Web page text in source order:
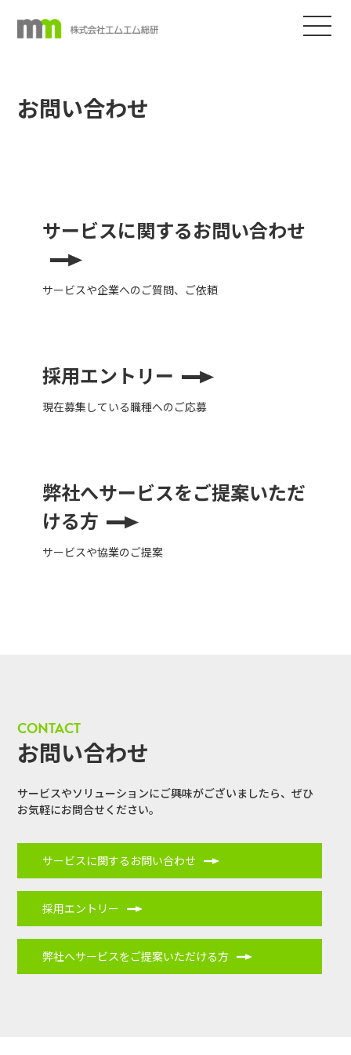
お問い合わせ
サービスに関するお問い合わせ
サービスや企業へのご質問、ご依頼
採用エントリー
現在募集している職種へのご応募
弊社へサービスをご提案いただ
ける方
サービスや協業のご提案
CONTACT
お問い合わせ
サービスやソリューションにご興味がございましたら、ぜひ
お気軽にお問合せください。
サービスに関するお問い合わせ
採用エントリー
弊社へサービスをご提案いただける方